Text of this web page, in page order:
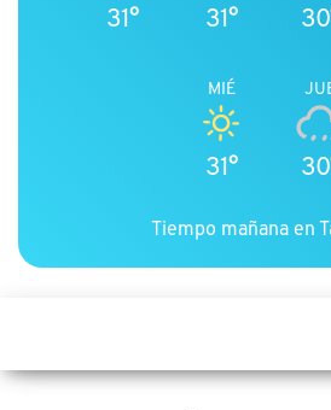
31° 31°
MIÉ
31°
Tiempo mañana en